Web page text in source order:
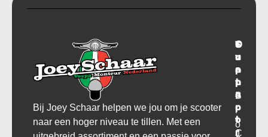
Bij Joey Schaar helpen we jou om je scooter
naar een hoger niveau te tillen. Met een
T
r
a
n
s
p
o
r
O
v
e
r
B
l
o
S
u
p
p
o
r
t
C
C
o
n
t
a
c
t
J